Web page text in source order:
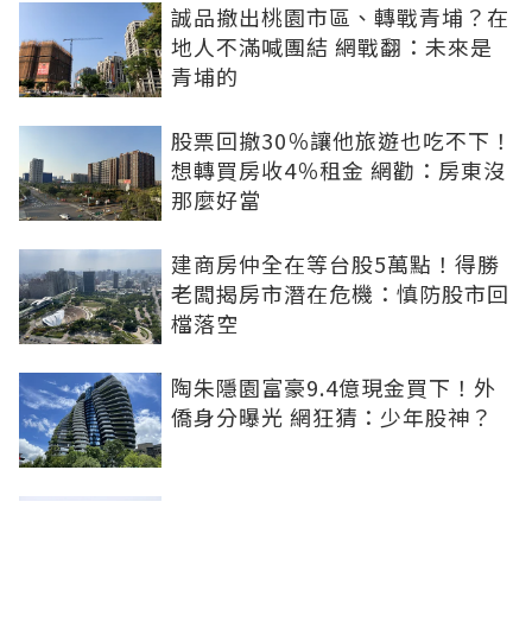
誠品撤出桃園市區、轉戰青埔？在
地人不滿喊團結 網戰翻：未來是
青埔的
股票回撤30％讓他旅遊也吃不下！
想轉買房收4％租金 網勸：房東沒
那麼好當
建商房仲全在等台股5萬點！得勝
老闆揭房市潛在危機：慎防股市回
檔落空
陶朱隱園富豪9.4億現金買下！外
僑身分曝光 網狂猜：少年股神？